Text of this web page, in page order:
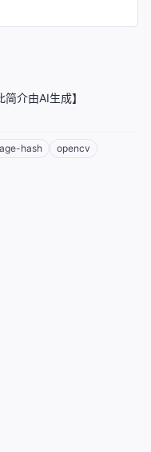
介由AI生成】
hash
opencv